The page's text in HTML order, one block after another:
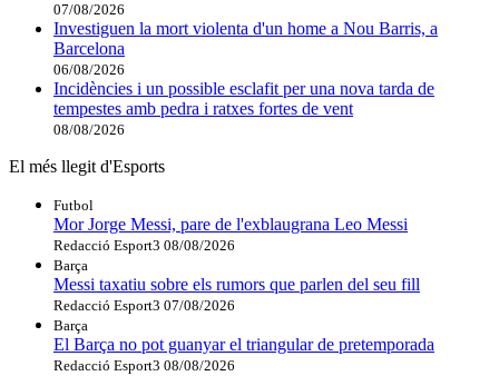
07/08/2026
Investiguen la mort violenta d'un home a Nou Barris, a
Barcelona
06/08/2026
Incidències i un possible esclafit per una nova tarda de
tempestes amb pedra i ratxes fortes de vent
08/08/2026
El més llegit d'Esports
Futbol
Mor Jorge Messi, pare de l'exblaugrana Leo Messi
Redacció Esport3 08/08/2026
Barça
Messi taxatiu sobre els rumors que parlen del seu fill
Redacció Esport3 07/08/2026
Barça
El Barça no pot guanyar el triangular de pretemporada
Redacció Esport3 08/08/2026